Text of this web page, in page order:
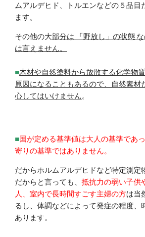
ムアルデヒド、トルエンなどの５品目
ます。
その他の大部分は 「野放し」の状態
は言えません。
■木材や自然塗料から放散する化学物
原因になることもあるので、 自然素材
心してはいけません。
■国が定める基準値は大人の基準であ
寄りの基準ではありません。
だからホルムアルデヒドなど特定測定
だからと言っても、 抵抗力の弱い子供
人、室内で長時間すごす主婦の方は当
るし、体調などによって発症の程度、
あります。